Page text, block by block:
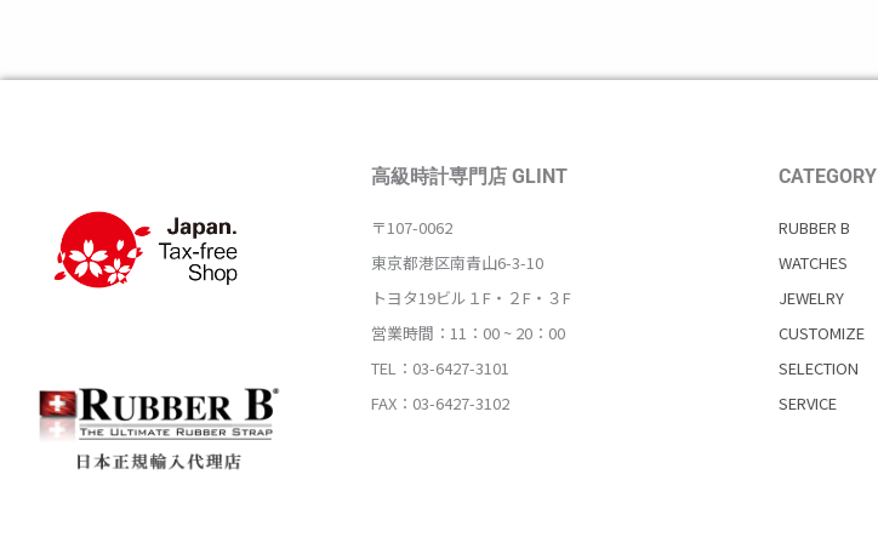
高級時計専門店 GLINT
〒107-0062
東京都港区南青山6-3-10
トヨタ19ビル１F・２F・３F
営業時間：11：00 ~ 20：00
TEL：03-6427-3101
FAX：03-6427-3102
CATEGORY
RUBBER B
WATCHES
JEWELRY
CUSTOMIZE
SELECTION
SERVICE